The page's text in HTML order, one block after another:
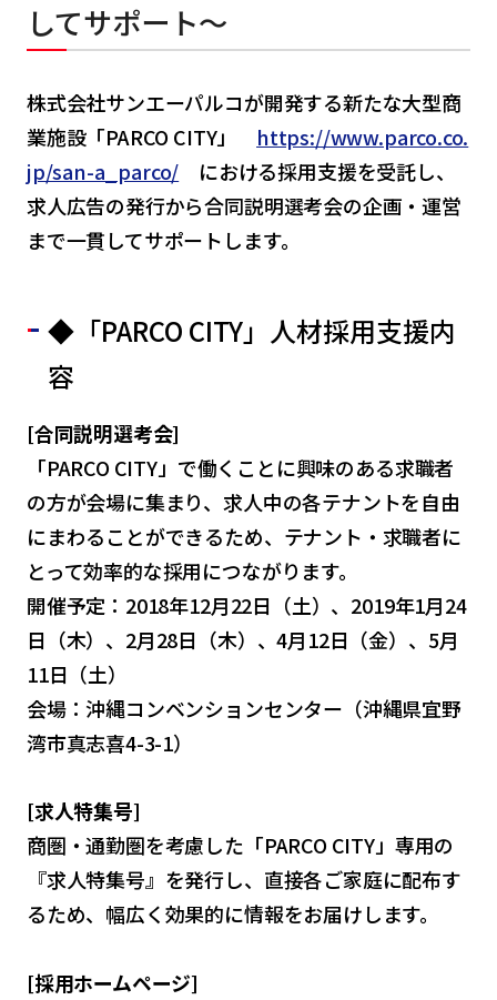
してサポート～
株式会社サンエーパルコが開発する新たな大型商
業施設「PARCO CITY」 https://www.parco.co.
jp/san-a_parco/ における採用支援を受託し、
求人広告の発行から合同説明選考会の企画・運営
まで一貫してサポートします。
◆「PARCO CITY」人材採用支援内
容
[合同説明選考会]
「PARCO CITY」で働くことに興味のある求職者
の方が会場に集まり、求人中の各テナントを自由
にまわることができるため、テナント・求職者に
とって効率的な採用につながります。
開催予定：2018年12月22日（土）、2019年1月24
日（木）、2月28日（木）、4月12日（金）、5月
11日（土）
会場：沖縄コンベンションセンター（沖縄県宜野
湾市真志喜4-3-1）
[求人特集号]
商圏・通勤圏を考慮した「PARCO CITY」専用の
『求人特集号』を発行し、直接各ご家庭に配布す
るため、幅広く効果的に情報をお届けします。
[採用ホームページ]